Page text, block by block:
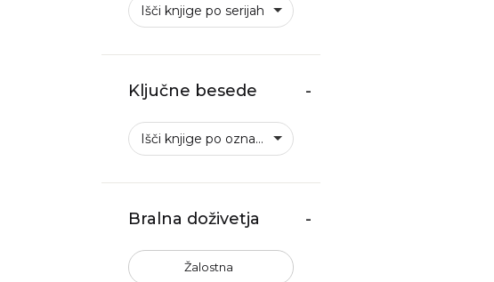
Išči knjige po serijah
Ključne besede -
Išči knjige po oznakah
Bralna doživetja -
Žalostna